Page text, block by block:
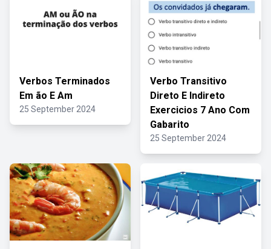
Verbos Terminados
Em ão E Am
25 September 2024
Verbo Transitivo
Direto E Indireto
Exercicios 7 Ano Com
Gabarito
25 September 2024